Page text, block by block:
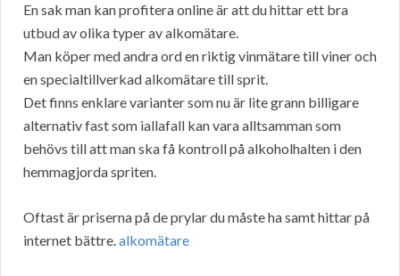
En sak man kan profitera online är att du hittar ett bra
utbud av olika typer av alkomätare.
Man köper med andra ord en riktig vinmätare till viner och
en specialtillverkad alkomätare till sprit.
Det finns enklare varianter som nu är lite grann billigare
alternativ fast som iallafall kan vara alltsamman som
behövs till att man ska få kontroll på alkoholhalten i den
hemmagjorda spriten.
Oftast är priserna på de prylar du måste ha samt hittar på
internet bättre.alkomätare